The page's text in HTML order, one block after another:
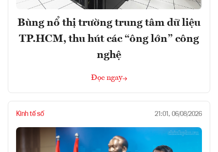
Bùng nổ thị trường trung tâm dữ liệu
TP.HCM, thu hút các “ông lớn” công
nghệ
Đọc ngay
Kinh tế số 21:01, 06/08/2026